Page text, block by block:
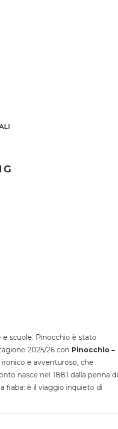
scuole. Pinocchio è stato
2025/26 con Pinocchio –
e avventuroso, che
nasce nel 1881 dalla penna di
fiaba: è il viaggio inquieto di